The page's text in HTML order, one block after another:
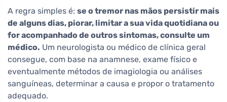
A regra simples é: se o tremor nas mãos persistir mais
de alguns dias, piorar, limitar a sua vida quotidiana ou
for acompanhado de outros sintomas, consulte um
médico. Um neurologista ou médico de clínica geral
consegue, com base na anamnese, exame físico e
eventualmente métodos de imagiologia ou análises
sanguíneas, determinar a causa e propor o tratamento
adequado.